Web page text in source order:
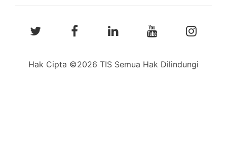
Hak Cipta ©2026 TIS Semua Hak Dilindungi